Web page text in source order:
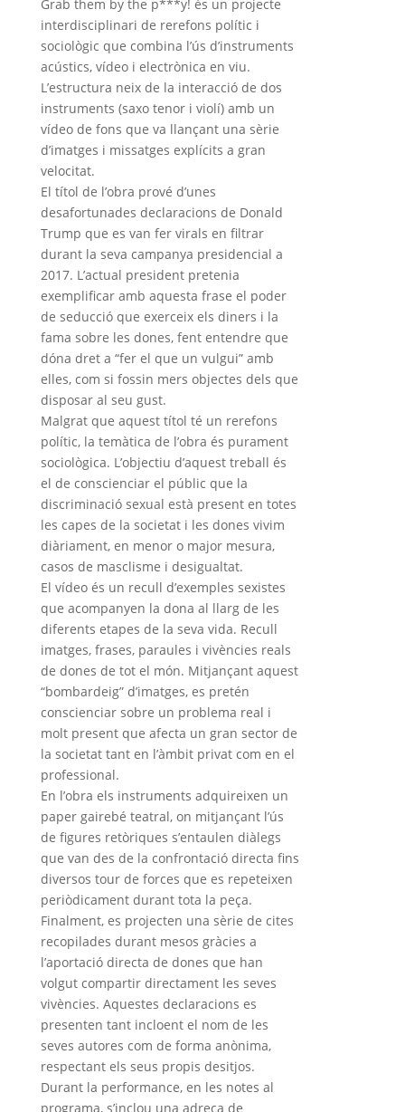
Grab them by the p***y! és un projecte
interdisciplinari de rerefons polític i
sociològic que combina l’ús d’instruments
acústics, vídeo i electrònica en viu.
L’estructura neix de la interacció de dos
instruments (saxo tenor i violí) amb un
vídeo de fons que va llançant una sèrie
d’imatges i missatges explícits a gran
velocitat.
El títol de l’obra prové d’unes
desafortunades declaracions de Donald
Trump que es van fer virals en filtrar
durant la seva campanya presidencial a
2017. L’actual president pretenia
exemplificar amb aquesta frase el poder
de seducció que exerceix els diners i la
fama sobre les dones, fent entendre que
dóna dret a “fer el que un vulgui” amb
elles, com si fossin mers objectes dels que
disposar al seu gust.
Malgrat que aquest títol té un rerefons
polític, la temàtica de l’obra és purament
sociològica. L’objectiu d’aquest treball és
el de conscienciar el públic que la
discriminació sexual està present en totes
les capes de la societat i les dones vivim
diàriament, en menor o major mesura,
casos de masclisme i desigualtat.
El vídeo és un recull d’exemples sexistes
que acompanyen la dona al llarg de les
diferents etapes de la seva vida. Recull
imatges, frases, paraules i vivències reals
de dones de tot el món. Mitjançant aquest
“bombardeig” d’imatges, es pretén
conscienciar sobre un problema real i
molt present que afecta un gran sector de
la societat tant en l’àmbit privat com en el
professional.
En l’obra els instruments adquireixen un
paper gairebé teatral, on mitjançant l’ús
de figures retòriques s’entaulen diàlegs
que van des de la confrontació directa fins
diversos tour de forces que es repeteixen
periòdicament durant tota la peça.
Finalment, es projecten una sèrie de cites
recopilades durant mesos gràcies a
l’aportació directa de dones que han
volgut compartir directament les seves
vivències. Aquestes declaracions es
presenten tant incloent el nom de les
seves autores com de forma anònima,
respectant els seus propis desitjos.
Durant la performance, en les notes al
programa, s’inclou una adreça de